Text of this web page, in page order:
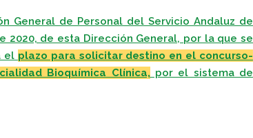
General de Personal del Servicio Andaluz de
de esta Dirección General, por la que se
el plazo para solicitar destino en el concurso-
Bioquímica Clínica, por el sistema de